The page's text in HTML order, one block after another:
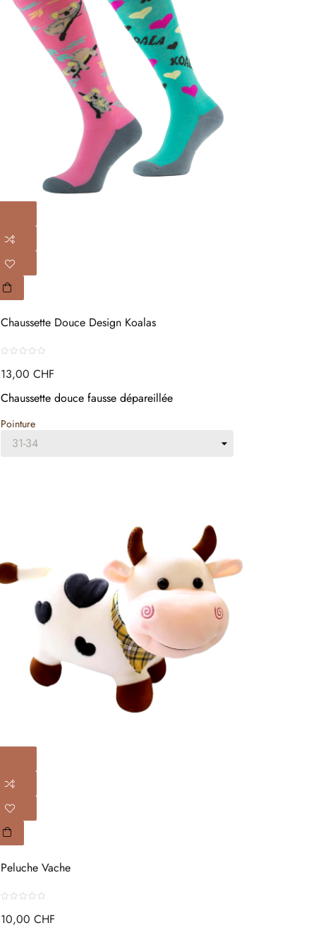
Chaussette Douce Design Koalas
13,00 CHF
Chaussette douce fausse dépareillée
Pointure
Peluche Vache
10,00 CHF